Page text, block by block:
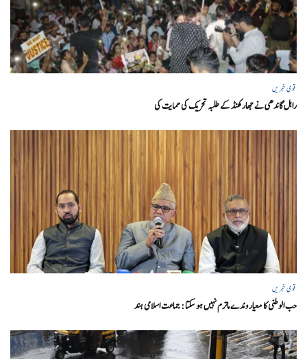
قومی خبریں
راہل گاندھی نے جھارکھنڈ کے طلبہ تحریک کی حمایت کی
قومی خبریں
حب الوطنی کا معیار وندے ماترم نہیں ہو سکتا : جماعت اسلامی ہند